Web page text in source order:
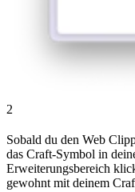
2
Sobald du den Web
das Craft-Symbol in
Erweiterungsbereich
gewohnt mit deinem